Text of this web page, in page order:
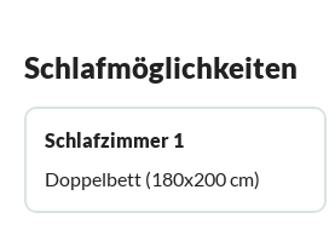
Schlafmöglichkeiten
Schlafzimmer 1
Doppelbett (180x200 cm)